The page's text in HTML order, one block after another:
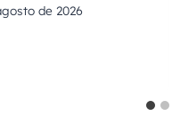
de 2026